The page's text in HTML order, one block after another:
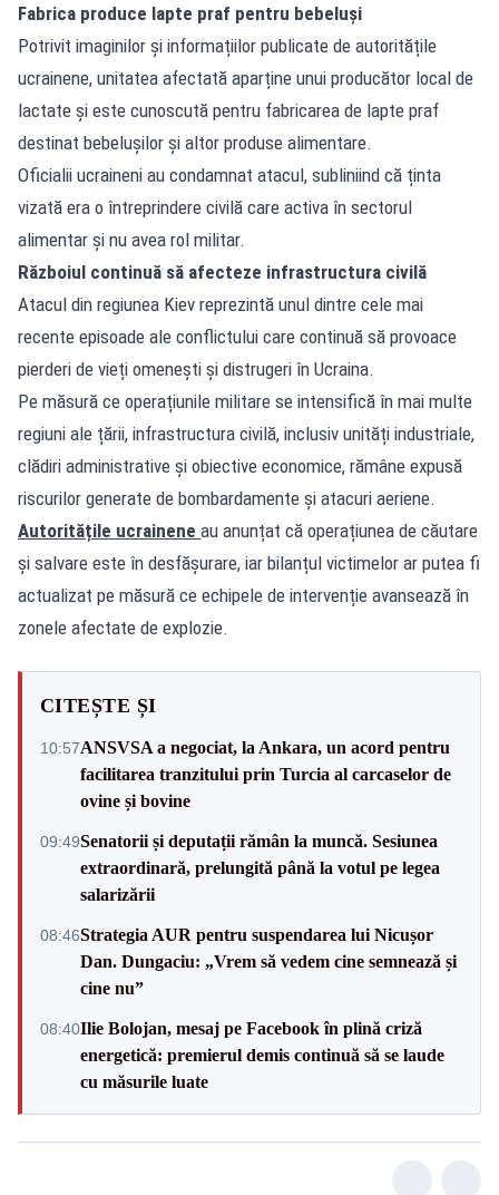
Fabrica produce lapte praf pentru bebeluși
Potrivit imaginilor și informațiilor publicate de autoritățile
ucrainene, unitatea afectată aparține unui producător local de
lactate și este cunoscută pentru fabricarea de lapte praf
destinat bebelușilor și altor produse alimentare.
Oficialii ucraineni au condamnat atacul, subliniind că ținta
vizată era o întreprindere civilă care activa în sectorul
alimentar și nu avea rol militar.
Războiul continuă să afecteze infrastructura civilă
Atacul din regiunea Kiev reprezintă unul dintre cele mai
recente episoade ale conflictului care continuă să provoace
pierderi de vieți omenești și distrugeri în Ucraina.
Pe măsură ce operațiunile militare se intensifică în mai multe
regiuni ale țării, infrastructura civilă, inclusiv unități industriale,
clădiri administrative și obiective economice, rămâne expusă
riscurilor generate de bombardamente și atacuri aeriene.
Autoritățile ucrainene au anunțat că operațiunea de căutare
și salvare este în desfășurare, iar bilanțul victimelor ar putea fi
actualizat pe măsură ce echipele de intervenție avansează în
zonele afectate de explozie.
CITEȘTE ȘI
10:57ANSVSA a negociat, la Ankara, un acord pentru
facilitarea tranzitului prin Turcia al carcaselor de
ovine și bovine
09:49Senatorii și deputații rămân la muncă. Sesiunea
extraordinară, prelungită până la votul pe legea
salarizării
08:46Strategia AUR pentru suspendarea lui Nicușor
Dan. Dungaciu: „Vrem să vedem cine semnează și
cine nu”
08:40Ilie Bolojan, mesaj pe Facebook în plină criză
energetică: premierul demis continuă să se laude
cu măsurile luate